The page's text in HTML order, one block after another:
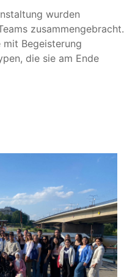
wurden
zusammengebracht.
mit Begeisterung
die sie am Ende